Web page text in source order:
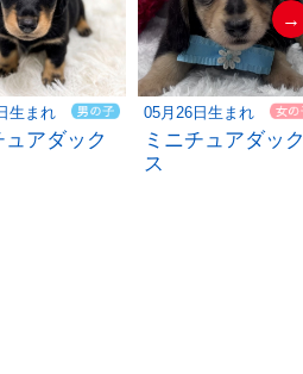
生まれ
アダック
05月26日生まれ
ミニチュアダック
ス
→